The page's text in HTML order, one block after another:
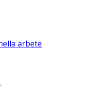
arbete